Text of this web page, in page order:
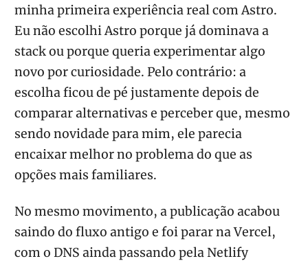
minha primeira experiência real com Astro.
Eu não escolhi Astro porque já dominava a
stack ou porque queria experimentar algo
novo por curiosidade. Pelo contrário: a
escolha ficou de pé justamente depois de
comparar alternativas e perceber que, mesmo
sendo novidade para mim, ele parecia
encaixar melhor no problema do que as
opções mais familiares.
No mesmo movimento, a publicação acabou
saindo do fluxo antigo e foi parar na Vercel,
com o DNS ainda passando pela Netlify